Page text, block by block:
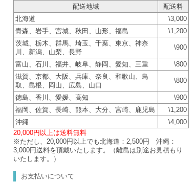
配送地域
配送料
北海道
\3,000
青森、岩手、宮城、秋田、山形、福島
\1,200
茨城、栃木、群馬、埼玉、千葉、東京、神奈
川、新潟、山梨、長野
\900
富山、石川、福井、岐阜、静岡、愛知、三重
\800
滋賀、京都、大阪、兵庫、奈良、和歌山、鳥
取、島根、岡山、広島、山口
\800
徳島、香川、愛媛、高知
\900
福岡、佐賀、長崎、熊本、大分、宮崎、鹿児島
\1,200
沖縄
\4,000
20,000円以上は送料無料
※ただし、20,000円以上でも北海道：2,500円 沖縄：
3,000円送料を頂戴いたします。（離島は別途お見積もり
いたします。）
お支払いについて